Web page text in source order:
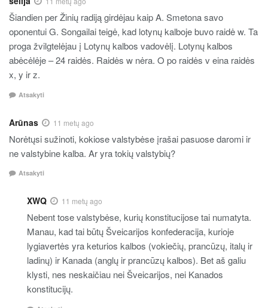
Šiandien per Žinių radiją girdėjau kaip A. Smetona savo
oponentui G. Songailai teigė, kad lotynų kalboje buvo raidė w. Ta
proga žvilgtelėjau į Lotynų kalbos vadovėlį. Lotynų kalbos
abėcėlėje – 24 raidės. Raidės w nėra. O po raidės v eina raidės
x, y ir z.
Atsakyti
Arūnas 11 metų ago
Norėtųsi sužinoti, kokiose valstybėse įrašai pasuose daromi ir
ne valstybine kalba. Ar yra tokių valstybių?
Atsakyti
XWQ 11 metų ago
Nebent tose valstybėse, kurių konstitucijose tai numatyta.
Manau, kad tai būtų Šveicarijos konfederacija, kurioje
lygiavertės yra keturios kalbos (vokiečių, prancūzų, italų ir
ladinų) ir Kanada (anglų ir prancūzų kalbos). Bet aš galiu
klysti, nes neskaičiau nei Šveicarijos, nei Kanados
konstitucijų.